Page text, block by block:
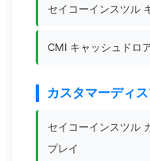
セイコーインスツル
CMI キャッシュドロ
カスタマーディ
セイコーインスツル
プレイ